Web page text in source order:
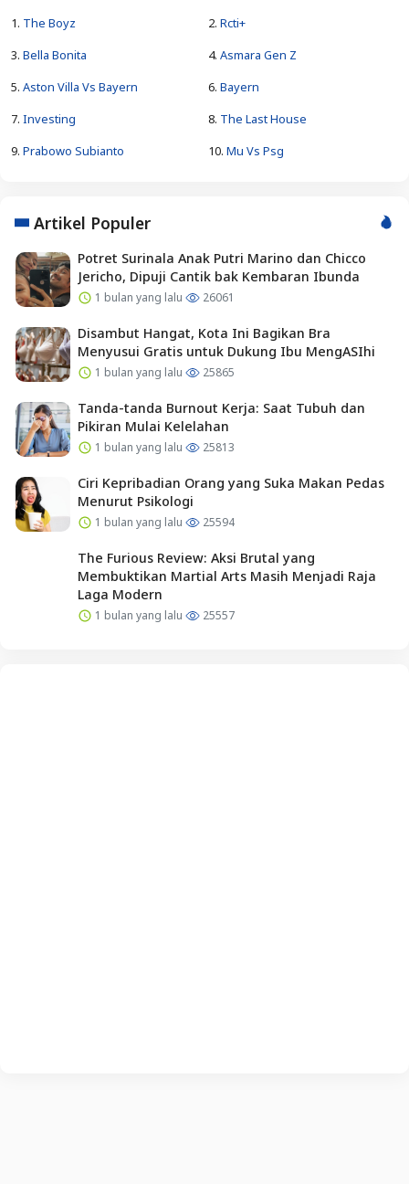
1. The Boyz 2. Rcti+
3. Bella Bonita 4. Asmara Gen Z
5. Aston Villa Vs Bayern 6. Bayern
7. Investing 8. The Last House
9. Prabowo Subianto 10. Mu Vs Psg
Artikel Populer
Potret Surinala Anak Putri Marino dan Chicco
Jericho, Dipuji Cantik bak Kembaran Ibunda
1 bulan yang lalu 26061
Disambut Hangat, Kota Ini Bagikan Bra
Menyusui Gratis untuk Dukung Ibu MengASIhi
1 bulan yang lalu 25865
Tanda-tanda Burnout Kerja: Saat Tubuh dan
Pikiran Mulai Kelelahan
1 bulan yang lalu 25813
Ciri Kepribadian Orang yang Suka Makan Pedas
Menurut Psikologi
1 bulan yang lalu 25594
The Furious Review: Aksi Brutal yang
Membuktikan Martial Arts Masih Menjadi Raja
Laga Modern
1 bulan yang lalu 25557